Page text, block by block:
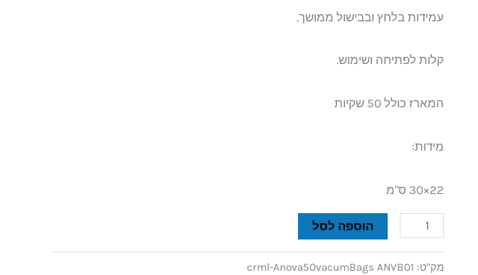
עמידות בלחץ ובבישול ממושך.
קלות לפתיחה ושימוש.
המארז כולל 50 שקיות
מידות:
22×30 ס"מ
הוספה לסל
מק"ט: crml-Anova50vacumBags ANVB01